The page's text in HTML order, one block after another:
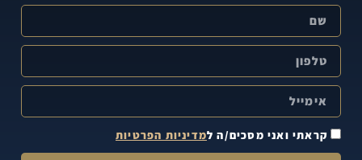
קראתי ואני מסכים/ה למדיניות הפרטיות